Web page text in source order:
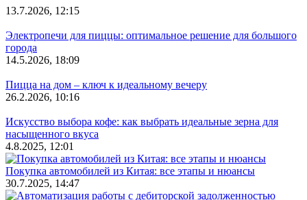
13.7.2026, 12:15
Электропечи для пиццы: оптимальное решение для большого
города
14.5.2026, 18:09
Пицца на дом – ключ к идеальному вечеру
26.2.2026, 10:16
Искусство выбора кофе: как выбрать идеальные зерна для
насыщенного вкуса
4.8.2025, 12:01
Покупка автомобилей из Китая: все этапы и нюансы
30.7.2025, 14:47